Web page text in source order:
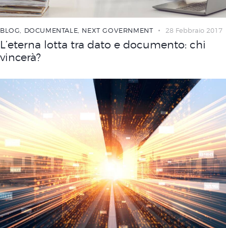
BLOG DOCUMENTALE NEXT GOVERNMENT 28 Febbraio 2017
L’eterna lotta tra dato e documento: chi
vincerà?